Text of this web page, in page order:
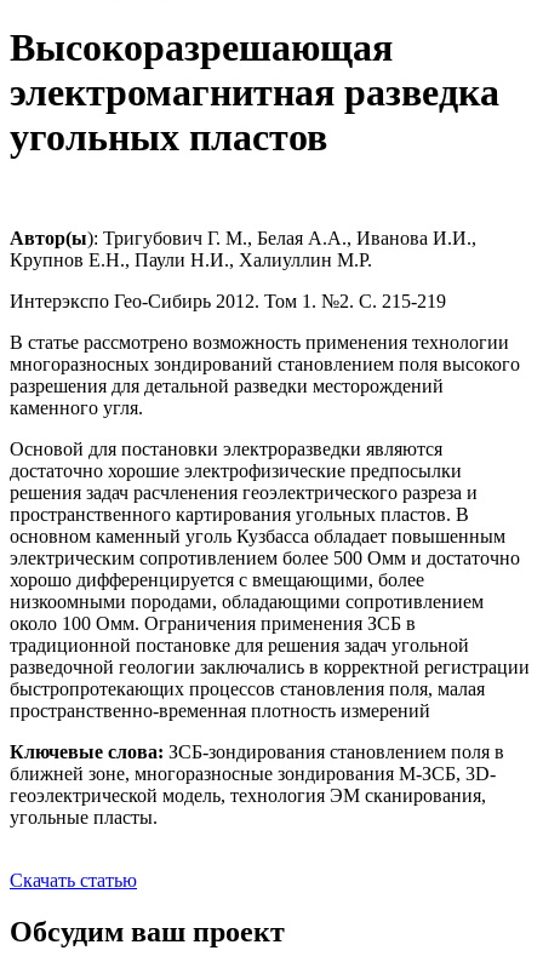
Высокоразрешающая
электромагнитная разведка
угольных пластов
Автор(ы): Тригубович Г. М., Белая А.А., Иванова И.И.,
Крупнов Е.Н., Паули Н.И., Халиуллин М.Р.
Интерэкспо Гео-Сибирь 2012. Том 1. №2. С. 215-219
В статье рассмотрено возможность применения технологии
многоразносных зондирований становлением поля высокого
разрешения для детальной разведки месторождений
каменного угля.
Основой для постановки электроразведки являются
достаточно хорошие электрофизические предпосылки
решения задач расчленения геоэлектрического разреза и
пространственного картирования угольных пластов. В
основном каменный уголь Кузбасса обладает повышенным
электрическим сопротивлением более 500 Омм и достаточно
хорошо дифференцируется с вмещающими, более
низкоомными породами, обладающими сопротивлением
около 100 Омм. Ограничения применения ЗСБ в
традиционной постановке для решения задач угольной
разведочной геологии заключались в корректной регистрации
быстропротекающих процессов становления поля, малая
пространственно-временная плотность измерений
Ключевые слова: ЗСБ-зондирования становлением поля в
ближней зоне, многоразносные зондирования М-ЗСБ, 3D-
геоэлектрической модель, технология ЭМ сканирования,
угольные пласты.
Скачать статью
Обсудим ваш проект